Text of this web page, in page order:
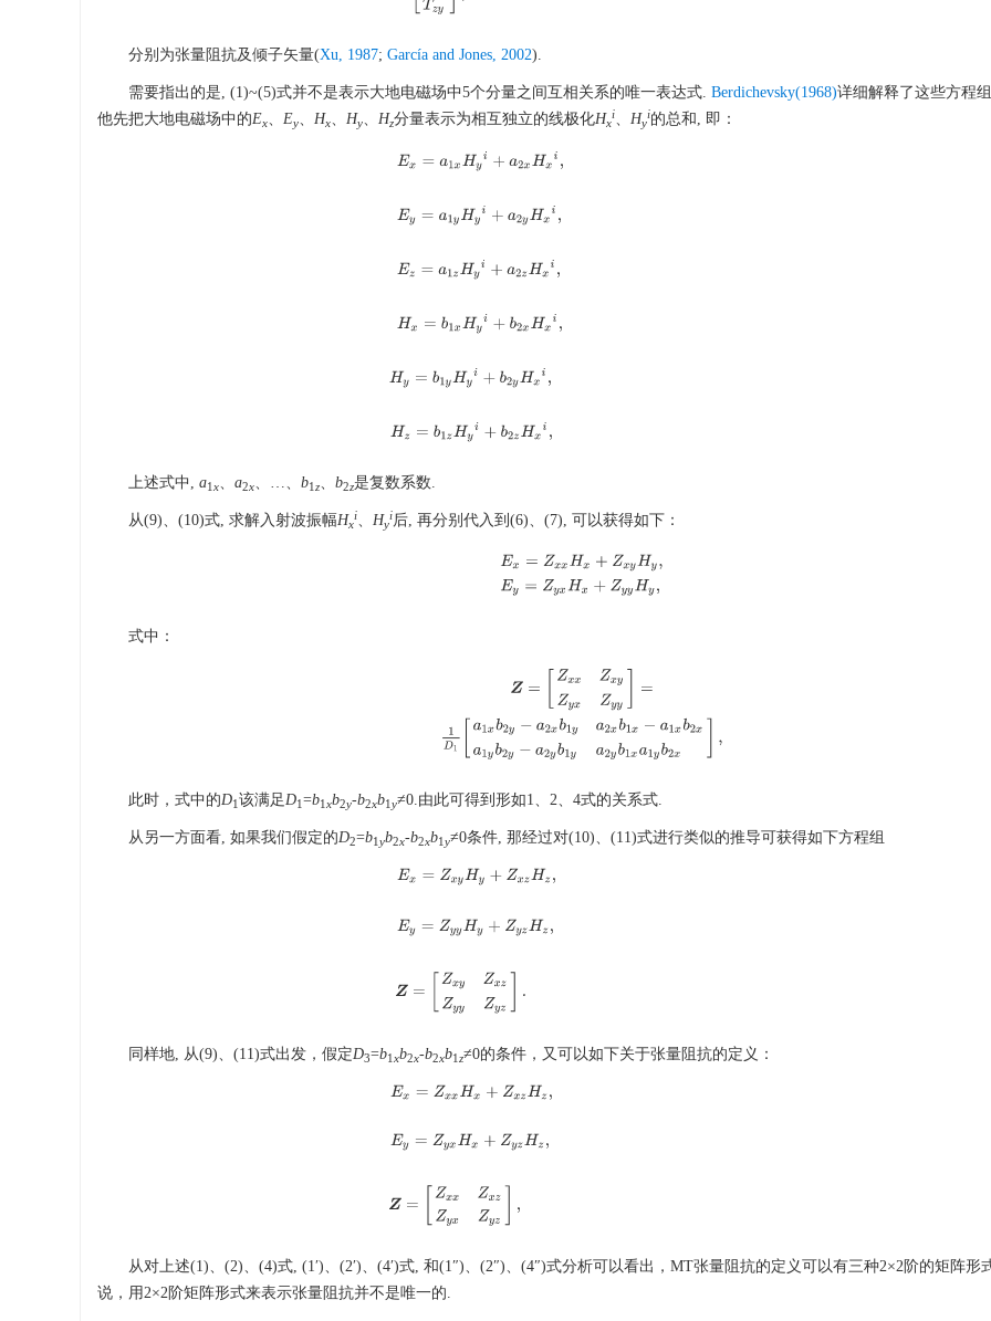
分别为张量阻抗及倾子矢量(Xu, 1987; García and Jones, 2002).
需要指出的是, (1)~(5)式并不是表示大地电磁场中5个分量之间互相关系的唯一表达式. Berdichevsky(1968)详细解释了这些方程
他先把大地电磁场中的Ex、 Ey、 Hx、 Hy、 Hz分量表示为相互独立的线极化Hx
i、 Hy
i的总和, 即：
Ex=a1x Hyi +a2xHxi,
Ey=a1y Hyi +a2yH xi,
Ez=a1z Hyi +a2zHxi,
H x= b1x Hyi+b2xH xi,
H y= b1y Hyi+b2yH xi,
Hz= b1z Hyi+b2zH xi,
上述式中, a1 x、 a2x、…、 b1 z、 b2z是复数系数.
从(9)、(10)式, 求解入射波振幅Hx
i、 Hy
i后, 再分别代入到(6)、(7), 可以获得如下：
Ex= Zx xHx +Zx yHy,Ey=Zy
式中：
y y]=1 1[a1 x
此时，式中的D1 该满足D1 =b1 xb2y-b2xb1 y≠0.由此可得到形如1、2、4式的关系式.
从另一方面看, 如果我们假定的D2=b1 yb2x-b2xb1 y≠0条件, 那经过对(10)、(11)式进行类似的推导可获得如下方程组
Ex= ZxyHy +Z xzHz,
Ey= ZyyHy +Z yzHz,
xyZxz yyZyz
同样地, 从(9)、(11)式出发，假定D3=b1 xb2x-b2xb1 z≠0的条件，又可以如下关于张量阻抗的定义：
Ex=ZxxHx+Z xzHz,
Ey=ZyxHx+Z yzHz,
xxZxz yxZy z
从对上述(1)、(2)、(4)式, (1′)、(2′)、(4′)式, 和(1″)、(2″)、(4″)式分析可以看出，MT张量阻抗的定义可以有三种2×2阶的矩阵形
说，用2×2阶矩阵形式来表示张量阻抗并不是唯一的.